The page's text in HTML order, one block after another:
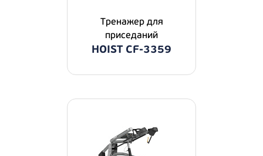
Тренажер для
приседаний
HOIST CF-3359